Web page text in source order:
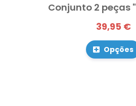
Conjunto 2 peças
39,95 €
Opções